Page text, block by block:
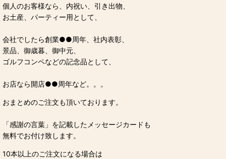
個人のお客様なら、内祝い、引き出物、
お土産、パーティー用として、
会社でしたら創業●●周年、社内表彰、
景品、御歳暮、御中元、
ゴルフコンペなどの記念品として、
お店なら開店●●周年など。。。
おまとめのご注文も頂いております。
「感謝の言葉」を記載したメッセージカードも
無料でお付け致します。
10本以上のご注文になる場合は